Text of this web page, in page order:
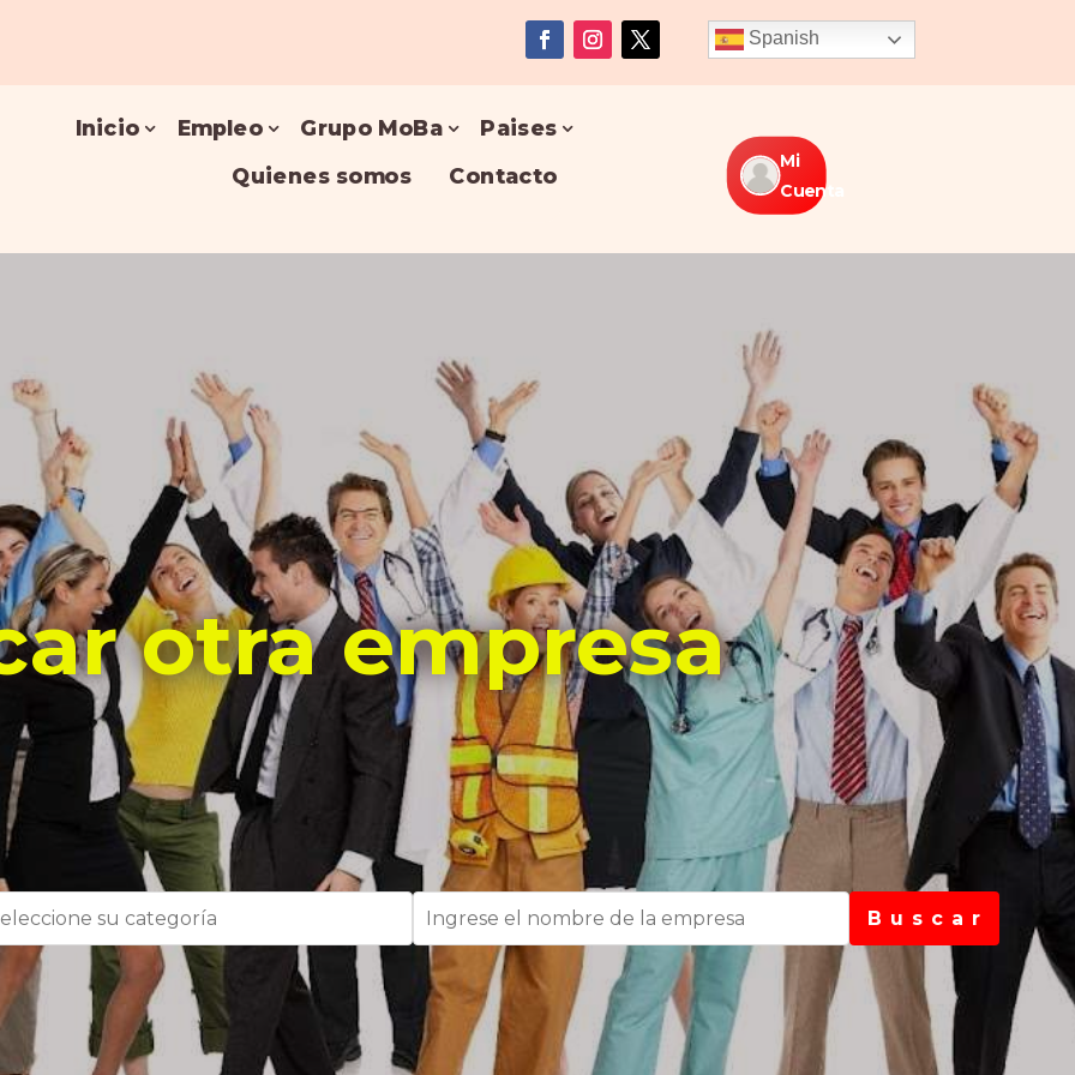
Spanish
Inicio Empleo Grupo MoBa
Paises
Quienes somos
Contacto
Mi
Cuenta
otra empresa
B u s c a r